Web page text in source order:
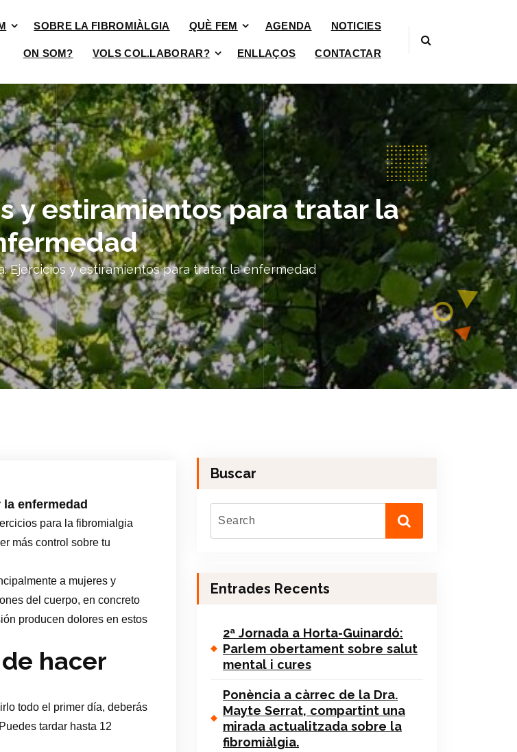
SOBRE LA FIBROMIÀLGIA QUÈ FEM AGENDA NOTICIES
ON SOM? VOLS COL.LABORAR? ENLLAÇOS CONTACTAR
y estiramientos para tratar la
Ejercicios y estiramientos para tratar la enfermedad
enfermedad
para la fibromialgia
más control sobre tu
a mujeres y
del cuerpo, en concreto
producen dolores en estos
hacer
todo el primer día, deberás
tardar hasta 12
Buscar
Entrades Recents
2ª Jornada a Horta-Guinardó:
Parlem obertament sobre salut
mental i cures
Ponència a càrrec de la Dra.
Mayte Serrat, compartint una
mirada actualitzada sobre la
fibromiàlgia.